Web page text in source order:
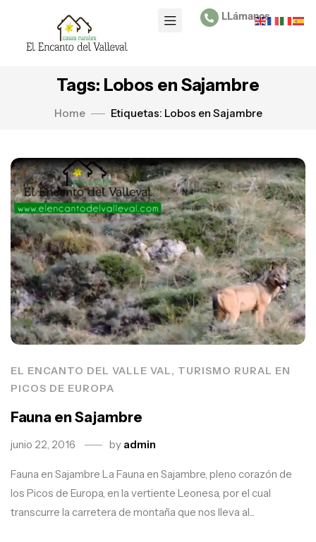
LLámanos
Tags: Lobos en Sajambre
Home Etiquetas: Lobos en Sajambre
EL ENCANTO DEL VALLE VAL, TURISMO RURAL EN
PICOS DE EUROPA
Fauna en Sajambre
junio 22, 2016 by admin
Fauna en Sajambre La Fauna en Sajambre, pleno corazón de
los Picos de Europa, en la vertiente Leonesa, por el cual
transcurre la carretera de montaña que nos lleva al...